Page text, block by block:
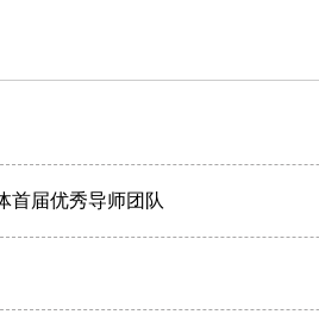
首届优秀导师团队